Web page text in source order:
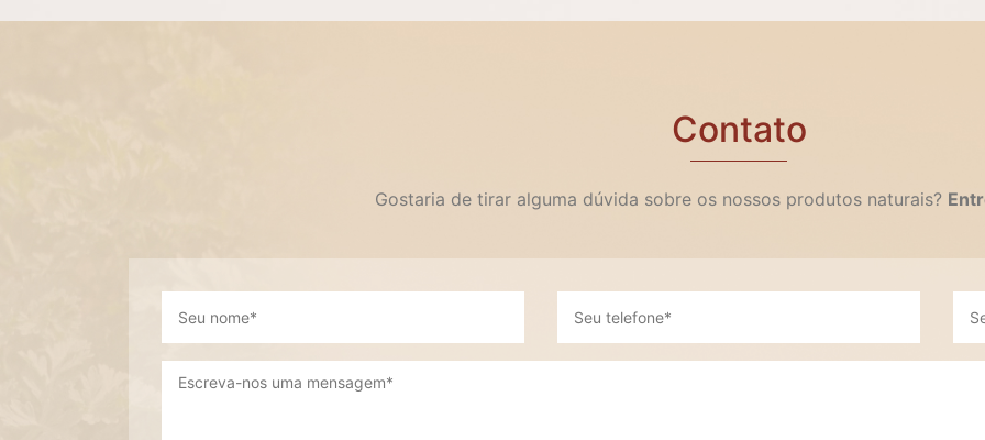
Contato
Gostaria de tirar alguma dúvida sobre os nossos produtos naturais?